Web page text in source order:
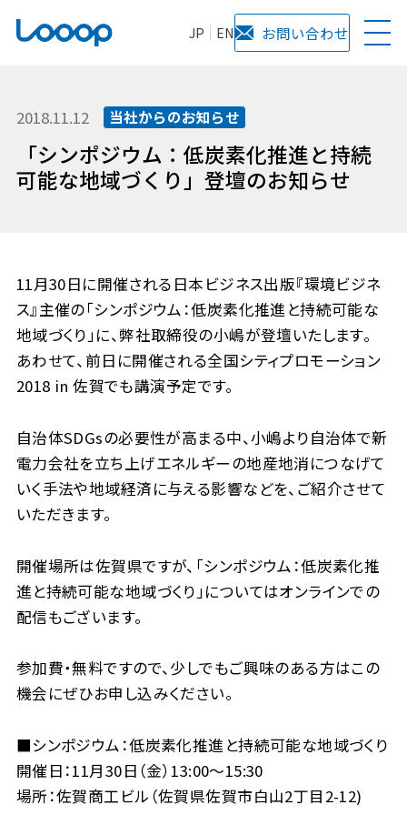
JP EN お問い合わせ
2018.11.12 当社からのお知らせ
「シンポジウム：低炭素化推進と持続
可能な地域づくり」登壇のお知らせ
11月30日に開催される日本ビジネス出版『環境ビジネ
ス』主催の「シンポジウム：低炭素化推進と持続可能な
地域づくり」に、弊社取締役の小嶋が登壇いたします。
あわせて、前日に開催される全国シティプロモーション
2018 in 佐賀でも講演予定です。
自治体SDGsの必要性が高まる中、小嶋より自治体で新
電力会社を立ち上げエネルギーの地産地消につなげて
いく手法や地域経済に与える影響などを、ご紹介させて
いただきます。
開催場所は佐賀県ですが、「シンポジウム：低炭素化推
進と持続可能な地域づくり」についてはオンラインでの
配信もございます。
参加費・無料ですので、少しでもご興味のある方はこの
機会にぜひお申し込みください。
■シンポジウム：低炭素化推進と持続可能な地域づくり
開催日：11月30日（金）13:00〜15:30
場所：佐賀商工ビル（佐賀県佐賀市白山2丁目2-12)